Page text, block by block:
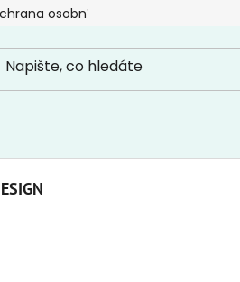
osobních údajů